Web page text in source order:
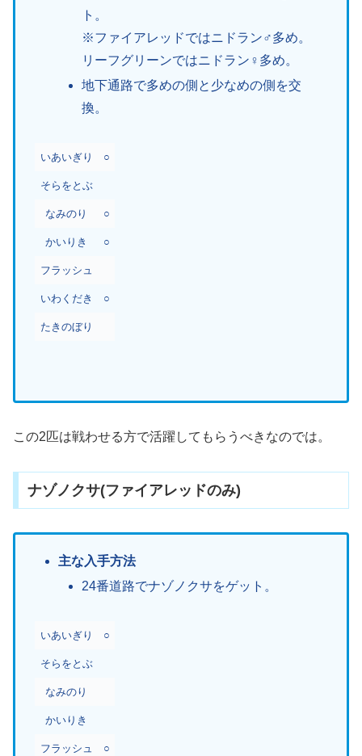
ト。
※ファイアレッドではニドラン♂多め。
リーフグリーンではニドラン♀多め。
地下通路で多めの側と少なめの側を交
換。
いあいぎり ○
そらをとぶ
なみのり ○
かいりき ○
フラッシュ
いわくだき ○
たきのぼり
この2匹は戦わせる方で活躍してもらうべきなのでは。
ナゾノクサ(ファイアレッドのみ)
主な入手方法
24番道路でナゾノクサをゲット。
いあいぎり ○
そらをとぶ
なみのり
かいりき
フラッシュ ○